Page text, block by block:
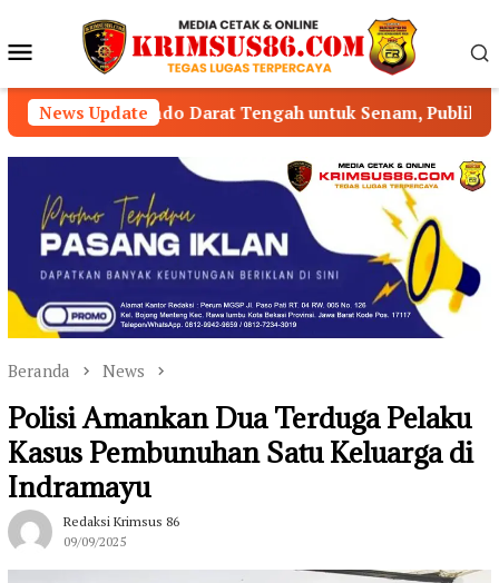
konten Menu
Mobile
News Update
Darat Tengah untuk Senam, Publik Pertanyakan
Beranda News
Polisi Amankan Dua Terduga Pelaku
Kasus Pembunuhan Satu Keluarga di
Indramayu
Redaksi Krimsus 86
09/09/2025